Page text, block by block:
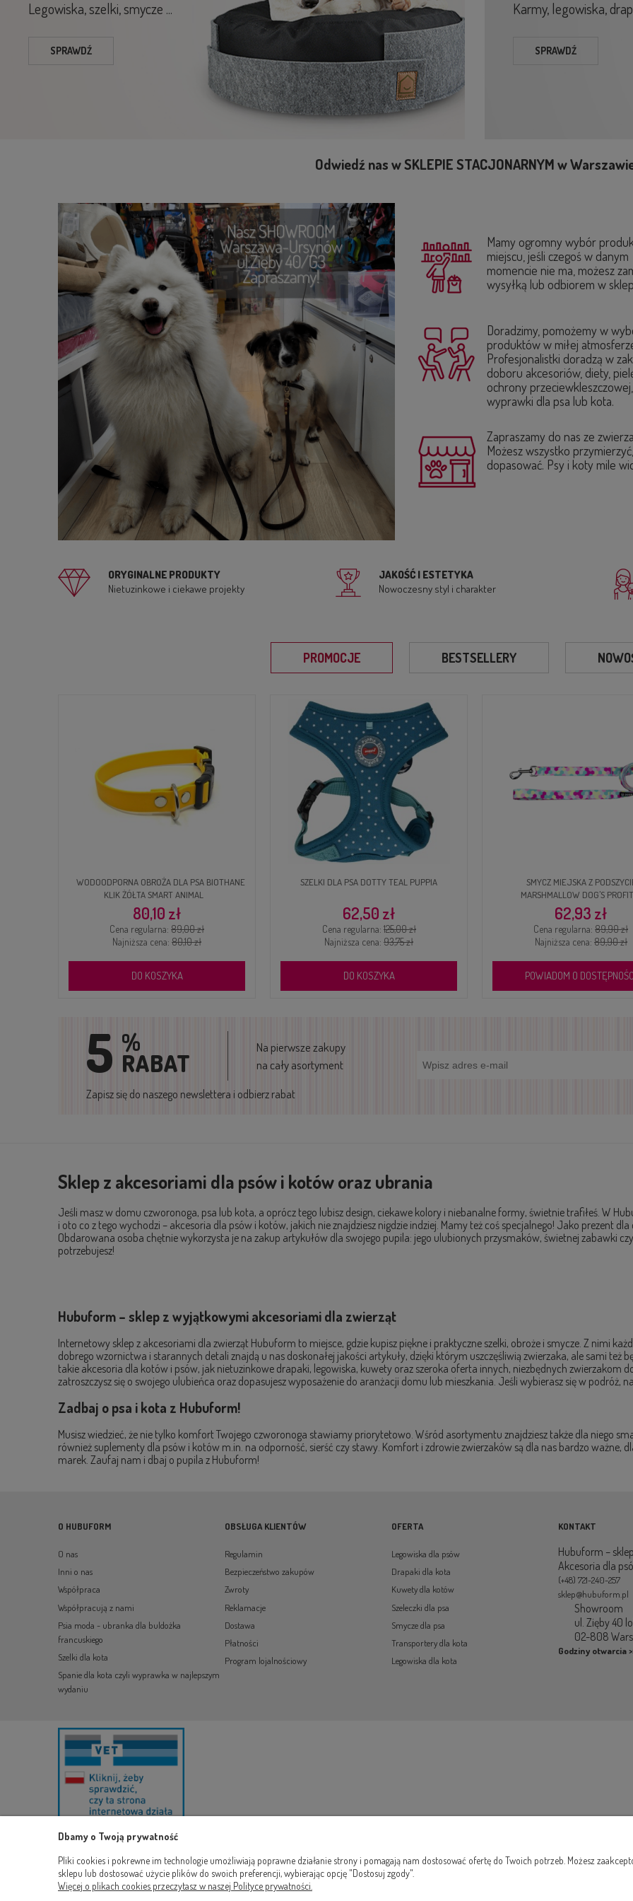
Legowiska, szelki, smycze ...
SPRAWDŹ
Karmy, legowiska,
SPRAWDŹ
Odwiedź nas w SKLEPIE STACJONARNYM w
Mamy ogromny wybór
miejscu, jeśli czegoś w danym
momencie nie ma, możesz
wysyłką lub odbiorem w
Doradzimy, pomożemy w
produktów w miłej
Profesjonalistki doradzą w
doboru akcesoriów, diety,
ochrony przeciewkleszczowej,
wyprawki dla psa lub kota.
Zapraszamy do nas ze
Możesz wszystko przymierzyć,
dopasować. Psy i koty mile
ORYGINALNE PRODUKTY
Nietuzinkowe i ciekawe projekty
JAKOŚĆ I ESTETYKA
Nowoczesny styl i charakter
PROMOCJE BESTSELLERY
SZELKI DLA PSA DOTTY TEAL PUPPIA
62,50 zł
Cena regularna:125,00 zł
Najniższa cena: 93,75 zł
DO KOSZYKA
SMYCZ MIEJSKA Z PODSZYCIEM
62,93 zł
Cena regularna: 89,90 zł
Najniższa cena: 89,90 zł
POWIADOM O DOSTĘPNOŚCI
KAMIZELKA RATUNKOWA / KAPOK
TRIXIE ŻÓŁTA
80,91 zł
Cena regularna: 89,90 zł
Najniższa cena: 89,90 zł
DO KOSZYKA
5 %
RABAT
Na pierwsze zakupy
na cały asortyment
Zapisz się do naszego newslettera i odbierz rabat
Sklep z akcesoriami dla psów i kotów oraz ubrania
Jeśli masz w domu czworonoga, psa lub kota, a oprócz tego lubisz design, ciekawe kolory i niebanalne formy, świetnie trafiłeś. W
i oto co z tego wychodzi – akcesoria dla psów i kotów, jakich nie znajdziesz nigdzie indziej. Mamy też coś specjalnego! Jako prezent
Obdarowana osoba chętnie wykorzysta je na zakup artykułów dla swojego pupila: jego ulubionych przysmaków, świetnej zabawki
potrzebujesz!
Hubuform – sklep z wyjątkowymi akcesoriami dla zwierząt
Internetowy sklep z akcesoriami dla zwierząt Hubuform to miejsce, gdzie kupisz piękne i praktyczne szelki, obroże i smycze. Z nimi
dobrego wzornictwa i starannych detali znajdą u nas doskonałej jakości artykuły, dzięki którym uszczęśliwią zwierzaka, ale sami też
takie akcesoria dla kotów i psów, jak nietuzinkowe drapaki, legowiska, kuwety oraz szeroka oferta innych, niezbędnych
zatroszczysz się o swojego ulubieńca oraz dopasujesz wyposażenie do aranżacji domu lub mieszkania. Jeśli wybierasz się w podróż,
Zadbaj o psa i kota z Hubuform!
Musisz wiedzieć, że nie tylko komfort Twojego czworonoga stawiamy priorytetowo. Wśród asortymentu znajdziesz także dla niego
również suplementy dla psów i kotów m.in. na odporność, sierść czy stawy. Komfort i zdrowie zwierzaków są dla nas bardzo ważne,
marek. Zaufaj nam i dbaj o pupila z Hubuform!
O HUBUFORM
O nas
Inni o nas
Współpraca
Współpracują z nami
Psia moda - ubranka dla buldożka
francuskiego
Szelki dla kota
Spanie dla kota czyli wyprawka w najlepszym
wydaniu
OBSŁUGA KLIENTÓW
Regulamin
Bezpieczeństwo zakupów
Zwroty
Reklamacje
Dostawa
Płatności
Program lojalnościowy
OFERTA
Legowiska dla psów
Drapaki dla kota
Kuwety dla kotów
Szeleczki dla psa
Smycze dla psa
Transportery dla kota
Legowiska dla kota
KONTAKT
Hubuform –
Akcesoria dla
(+48) 721-240-257
sklep@hubuform.pl
Showroom
ul. Zięby 40
02-808
Godziny otwarcia
Dbamy o Twoją prywatność
Pliki cookies i pokrewne im technologie umożliwiają poprawne działanie strony i pomagają nam dostosować ofertę do Twoich potrzeb. Możesz
sklepu lub dostosować użycie plików do swoich preferencji, wybierając opcję "Dostosuj zgody".
Więcej o plikach cookies przeczytasz w naszej Polityce prywatności.